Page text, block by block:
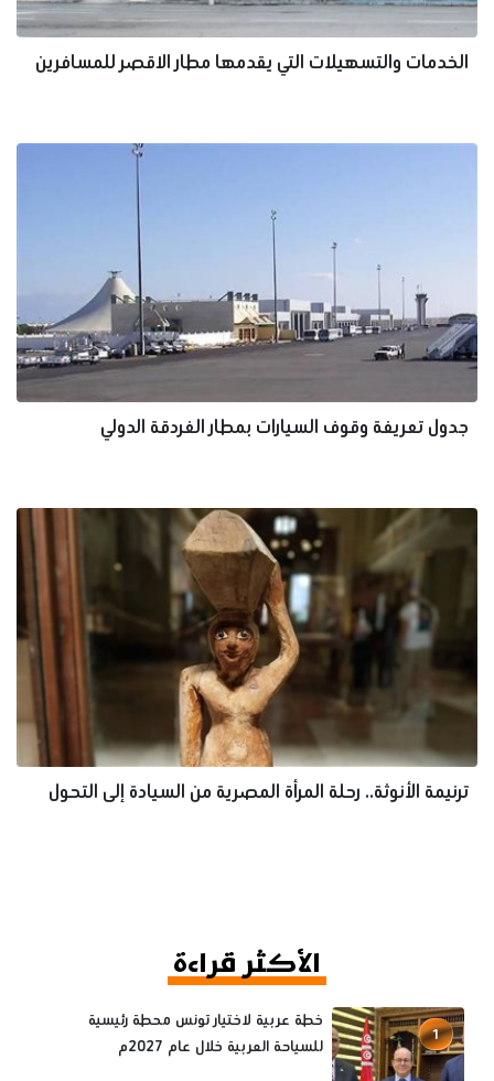
الخدمات والتسهيلات التي يقدمها مطار الاقصر للمسافرين
جدول تعريفة وقوف السيارات بمطار الغردقة الدولي
ترنيمة الأنوثة.. رحلة المرأة المصرية من السيادة إلى التحول
الأكثر قراءة
1
خطة عربية لاختيار تونس محطة رئيسية
للسياحة العربية خلال عام 2027م